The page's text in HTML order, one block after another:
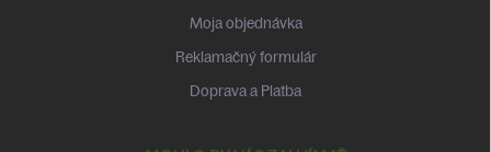
Moja objednávka
Reklamačný formulár
Doprava a Platba